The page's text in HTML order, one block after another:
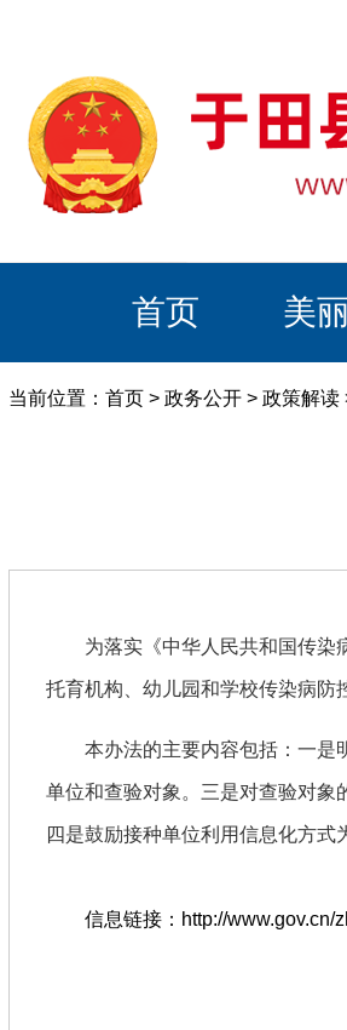
首页 美
当前位置： 首页 > 政务公开 > 政策解读
为落实《中华人民共和国传染
托育机构、幼儿园和学校传染病防
本办法的主要内容包括：一是
单位和查验对象。三是对查验对象
四是鼓励接种单位利用信息化方式
信息链接：http://www.gov.cn/